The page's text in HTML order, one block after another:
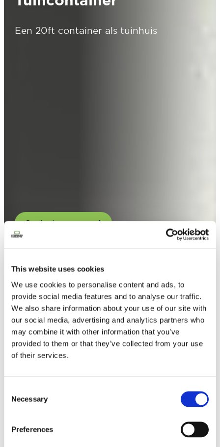
This website uses cookies
We use cookies to personalise content and ads, to
provide social media features and to analyse our traffic.
We also share information about your use of our site with
our social media, advertising and analytics partners who
may combine it with other information that you’ve
provided to them or that they’ve collected from your use
of their services.
Selection
Necessary
Preferences
Een 20ft container als tuinhuis
Contacteer ons